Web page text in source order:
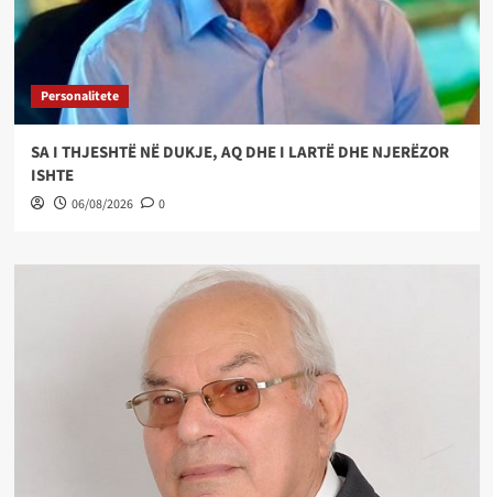
Personalitete
SA I THJESHTË NË DUKJE, AQ DHE I LARTË DHE NJERËZOR
ISHTE
06/08/2026 0